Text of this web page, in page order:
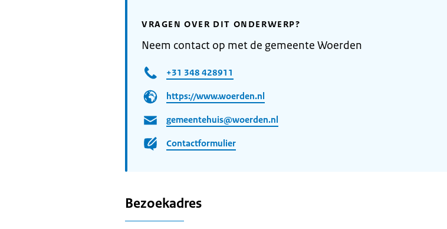
VRAGEN OVER DIT ONDERWERP?
Neem contact op met de gemeente Woerden
+31 348 428911
https://www.woerden.nl
gemeentehuis@woerden.nl
Contactformulier
Bezoekadres